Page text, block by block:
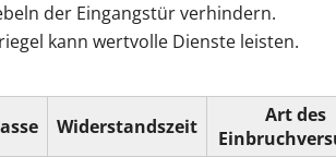
der Eingangstür verhindern.
kann wertvolle Dienste leisten.
Widerstandszeit
Art des